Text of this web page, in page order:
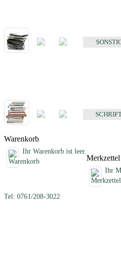
Warenkorb
Ihr Warenkorb ist leer.
Merkzettel
Ihr
Tel: 0761/208-3022